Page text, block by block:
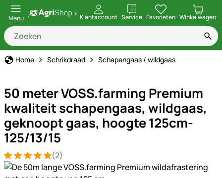
Menu Klantaccount ServiceopenenFavorieten Winkelwagen
Home Schrikdraad Schapengaas / wildgaas
50 meter VOSS.farming Premium
kwaliteit schapengaas, wildgaas,
geknoopt gaas, hoogte 125cm-
125/13/15
Beoordeling: 5 van 5 (2 beoordelingen)
2 Bewertungen
(2)
Productgalerij